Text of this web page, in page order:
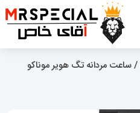
/ ساعت مردانه تگ هویر موناکو